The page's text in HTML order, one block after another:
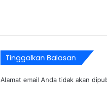
Tinggalkan Balasan
Alamat email Anda tidak akan